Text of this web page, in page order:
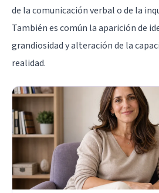
de la comunicación verbal o de la
También es común la aparición de
grandiosidad y alteración de la
realidad.